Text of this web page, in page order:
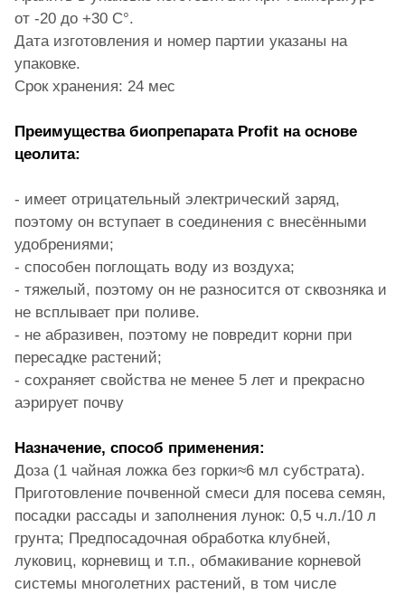
от -20 до +30 С°.
Дата изготовления и номер партии указаны на
упаковке.
Срок хранения: 24 мес
Преимущества биопрепарата Profit на основе
цеолита:
- имеет отрицательный электрический заряд,
поэтому он вступает в соединения с внесёнными
удобрениями;
- способен поглощать воду из воздуха;
- тяжелый, поэтому он не разносится от сквозняка и
не всплывает при поливе.
- не абразивен, поэтому не повредит корни при
пересадке растений;
- сохраняет свойства не менее 5 лет и прекрасно
аэрирует почву
Назначение, способ применения:
Доза (1 чайная ложка без горки≈6 мл субстрата).
Приготовление почвенной смеси для посева семян,
посадки рассады и заполнения лунок: 0,5 ч.л./10 л
грунта; Предпосадочная обработка клубней,
луковиц, корневищ и т.п., обмакивание корневой
системы многолетних растений, в том числе